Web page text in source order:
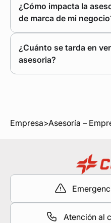
¿Cómo impacta la
de marca de mi
¿Cuánto se tarda en
asesoria?
Empresa>Asesoría –
Atención al